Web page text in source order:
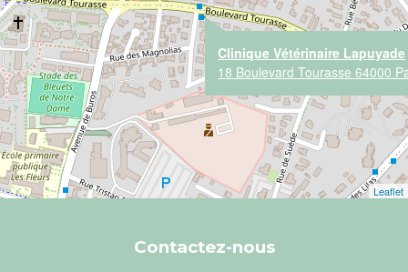
Clinique Vétérinaire Lapuyade
18 Boulevard Tourasse 64000
Leaflet
Contactez-nous